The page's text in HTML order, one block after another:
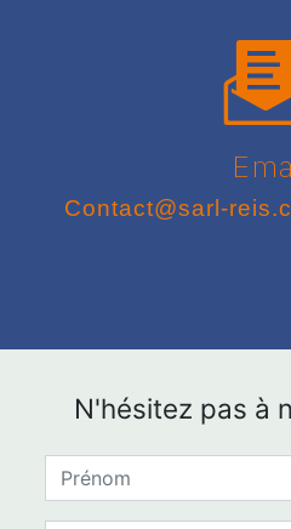
contact@sarl-
N'hésitez pas à